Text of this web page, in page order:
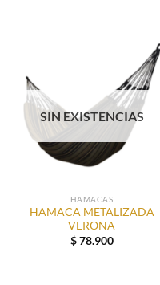
SIN EXISTENCIAS
HAMACAS
HAMACA METALIZADA
VERONA
$78.900